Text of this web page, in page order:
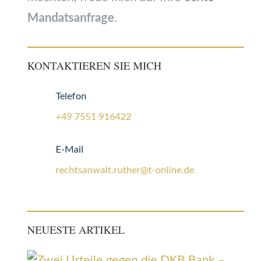
Mandatsanfrage.
KONTAKTIEREN SIE MICH
Telefon
+49 7551 916422
E-Mail
rechtsanwalt.ruther@t-online.de
NEUESTE ARTIKEL